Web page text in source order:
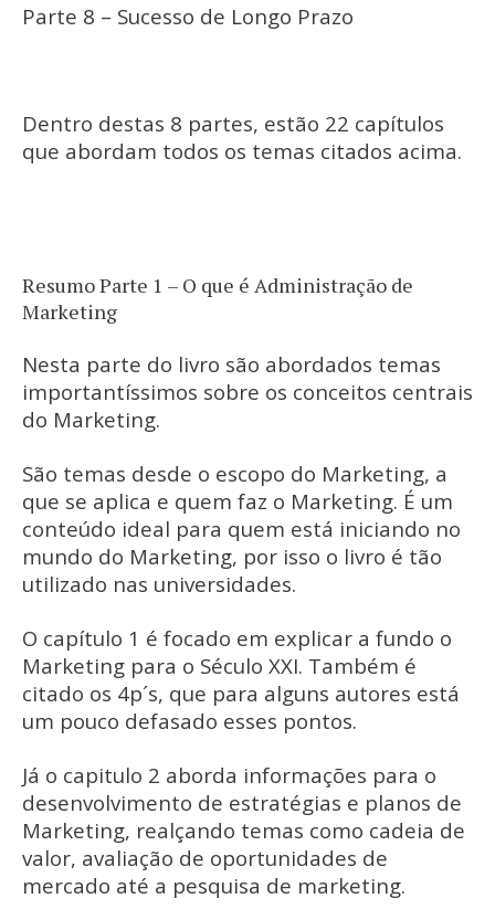
Parte 8 – Sucesso de Longo Prazo
Dentro destas 8 partes, estão 22 capítulos
que abordam todos os temas citados acima.
Resumo Parte 1 – O que é Administração de
Marketing
Nesta parte do livro são abordados temas
importantíssimos sobre os conceitos centrais
do Marketing.
São temas desde o escopo do Marketing, a
que se aplica e quem faz o Marketing. É um
conteúdo ideal para quem está iniciando no
mundo do Marketing, por isso o livro é tão
utilizado nas universidades.
O capítulo 1 é focado em explicar a fundo o
Marketing para o Século XXI. Também é
citado os 4p´s, que para alguns autores está
um pouco defasado esses pontos.
Já o capitulo 2 aborda informações para o
desenvolvimento de estratégias e planos de
Marketing, realçando temas como cadeia de
valor, avaliação de oportunidades de
mercado até a pesquisa de marketing.